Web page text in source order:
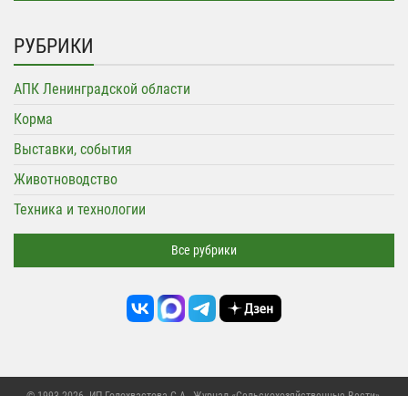
РУБРИКИ
АПК Ленинградской области
Корма
Выставки, события
Животноводство
Техника и технологии
Все рубрики